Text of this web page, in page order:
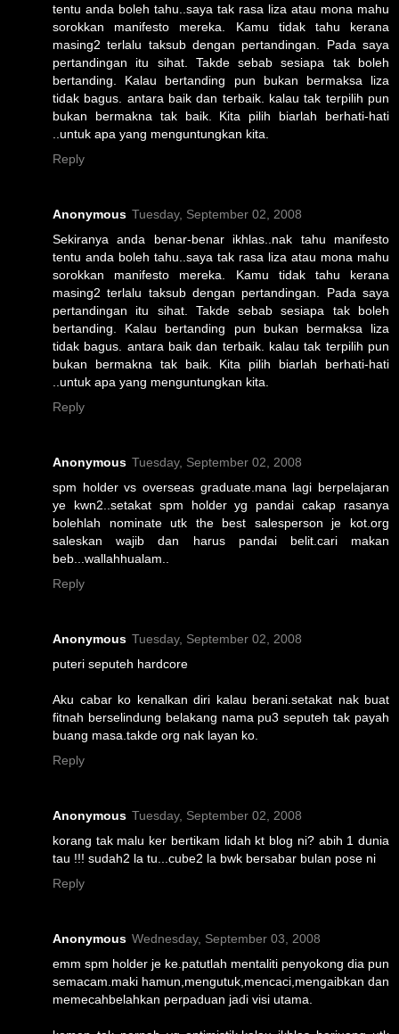
tentu anda boleh tahu..saya tak rasa liza atau mona mahu
sorokkan manifesto mereka. Kamu tidak tahu kerana
masing2 terlalu taksub dengan pertandingan. Pada saya
pertandingan itu sihat. Takde sebab sesiapa tak boleh
bertanding. Kalau bertanding pun bukan bermaksa liza
tidak bagus. antara baik dan terbaik. kalau tak terpilih pun
bukan bermakna tak baik. Kita pilih biarlah berhati-hati
..untuk apa yang menguntungkan kita.
Reply
Anonymous Tuesday, September 02, 2008
Sekiranya anda benar-benar ikhlas..nak tahu manifesto
tentu anda boleh tahu..saya tak rasa liza atau mona mahu
sorokkan manifesto mereka. Kamu tidak tahu kerana
masing2 terlalu taksub dengan pertandingan. Pada saya
pertandingan itu sihat. Takde sebab sesiapa tak boleh
bertanding. Kalau bertanding pun bukan bermaksa liza
tidak bagus. antara baik dan terbaik. kalau tak terpilih pun
bukan bermakna tak baik. Kita pilih biarlah berhati-hati
..untuk apa yang menguntungkan kita.
Reply
Anonymous Tuesday, September 02, 2008
spm holder vs overseas graduate.mana lagi berpelajaran
ye kwn2..setakat spm holder yg pandai cakap rasanya
bolehlah nominate utk the best salesperson je kot.org
saleskan wajib dan harus pandai belit.cari makan
beb...wallahhualam..
Reply
Anonymous Tuesday, September 02, 2008
puteri seputeh hardcore
Aku cabar ko kenalkan diri kalau berani.setakat nak buat
fitnah berselindung belakang nama pu3 seputeh tak payah
buang masa.takde org nak layan ko.
Reply
Anonymous Tuesday, September 02, 2008
korang tak malu ker bertikam lidah kt blog ni? abih 1 dunia
tau !!! sudah2 la tu...cube2 la bwk bersabar bulan pose ni
Reply
Anonymous Wednesday, September 03, 2008
emm spm holder je ke.patutlah mentaliti penyokong dia pun
semacam.maki hamun,mengutuk,mencaci,mengaibkan dan
memecahbelahkan perpaduan jadi visi utama.